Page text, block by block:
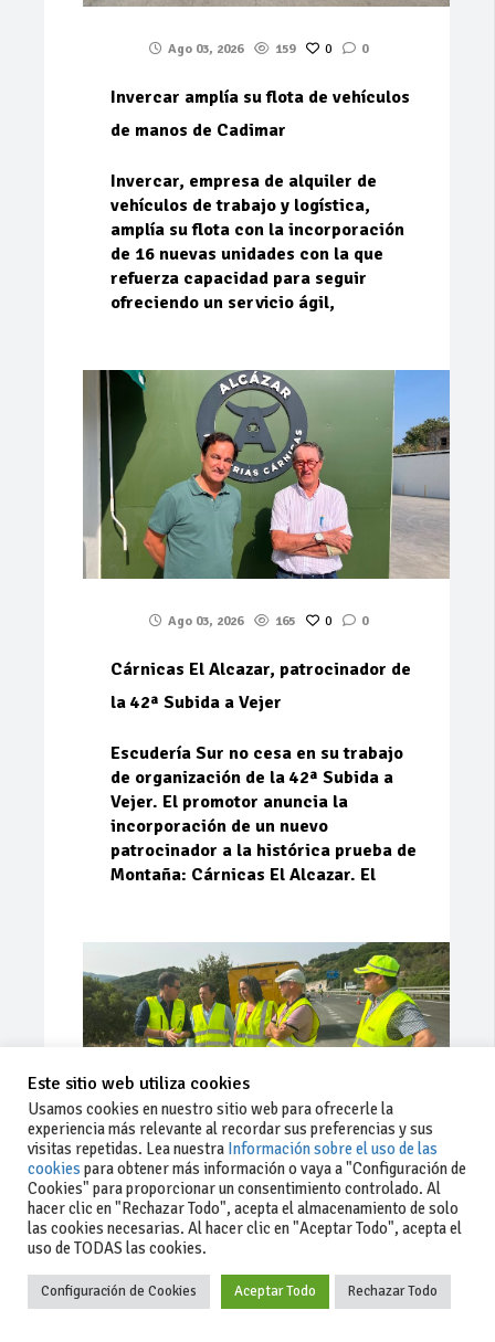
Ago 03, 2026 159 0 0
Invercar amplía su flota de vehículos
de manos de Cadimar
Invercar, empresa de alquiler de
vehículos de trabajo y logística,
amplía su flota con la incorporación
de 16 nuevas unidades con la que
refuerza capacidad para seguir
ofreciendo un servicio ágil,
Ago 03, 2026 165 0 0
Cárnicas El Alcazar, patrocinador de
la 42ª Subida a Vejer
Escudería Sur no cesa en su trabajo
de organización de la 42ª Subida a
Vejer. El promotor anuncia la
incorporación de un nuevo
patrocinador a la histórica prueba de
Montaña: Cárnicas El Alcazar. El
Ago 03, 2026 82 0 0
La Junta implementa mejoras en la
A381 por Los Barrios
Este sitio web utiliza cookies
Usamos cookies en nuestro sitio web para ofrecerle la
experiencia más relevante al recordar sus preferencias y sus
visitas repetidas. Lea nuestra Información sobre el uso de las
cookies para obtener más información o vaya a "Configuración de
Cookies" para proporcionar un consentimiento controlado. Al
hacer clic en "Rechazar Todo", acepta el almacenamiento de solo
las cookies necesarias. Al hacer clic en "Aceptar Todo", acepta el
uso de TODAS las cookies.
Configuración de Cookies Aceptar Todo Rechazar Todo